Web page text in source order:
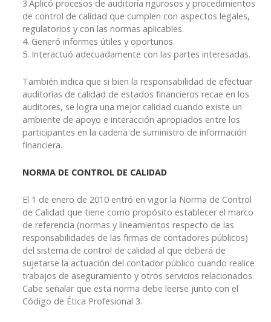
3.Aplicó procesos de auditoría rigurosos y procedimientos
de control de calidad que cumplen con aspectos legales,
regulatorios y con las normas aplicables.
4. Generó informes útiles y oportunos.
5. Interactuó adecuadamente con las partes interesadas.
También indica que si bien la responsabilidad de efectuar
auditorías de calidad de estados financieros recae en los
auditores, se logra una mejor calidad cuando existe un
ambiente de apoyo e interacción apropiados entre los
participantes en la cadena de suministro de información
financiera.
NORMA DE CONTROL DE CALIDAD
El 1 de enero de 2010 entró en vigor la Norma de Control
de Calidad que tiene como propósito establecer el marco
de referencia (normas y lineamientos respecto de las
responsabilidades de las firmas de contadores públicos)
del sistema de control de calidad al que deberá de
sujetarse la actuación del contador público cuando realice
trabajos de aseguramiento y otros servicios relacionados.
Cabe señalar que esta norma debe leerse junto con el
Código de Ética Profesional 3.